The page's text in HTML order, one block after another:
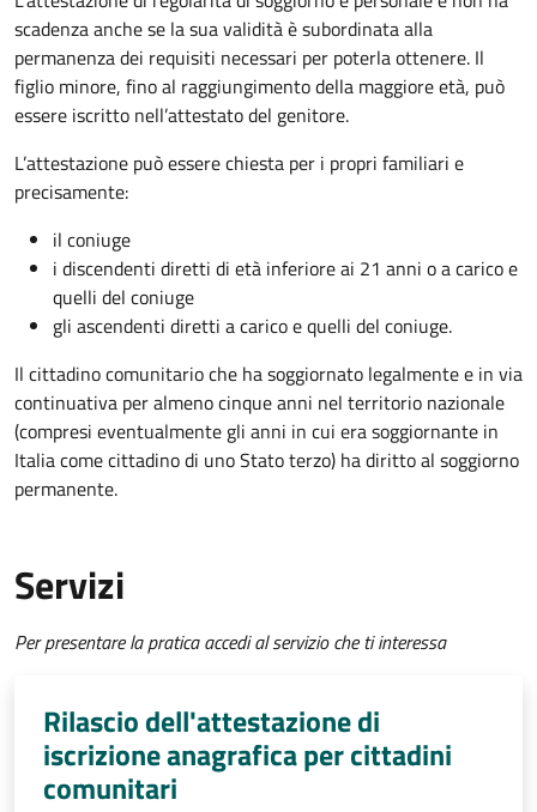
scadenza anche se la sua validità è subordinata alla
permanenza dei requisiti necessari per poterla ottenere. Il
figlio minore, fino al raggiungimento della maggiore età, può
essere iscritto nell’attestato del genitore.
L’attestazione può essere chiesta per i propri familiari e
precisamente:
il coniuge
i discendenti diretti di età inferiore ai 21 anni o a carico e
quelli del coniuge
gli ascendenti diretti a carico e quelli del coniuge.
Il cittadino comunitario che ha soggiornato legalmente e in via
continuativa per almeno cinque anni nel territorio nazionale
(compresi eventualmente gli anni in cui era soggiornante in
Italia come cittadino di uno Stato terzo) ha diritto al soggiorno
permanente.
Servizi
Per presentare la pratica accedi al servizio che ti interessa
Rilascio dell'attestazione di
iscrizione anagrafica per cittadini
comunitari